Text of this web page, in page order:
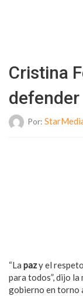
Cristina
defender
Por:
“La pazy el
para todos”, dijo
gobierno en torno